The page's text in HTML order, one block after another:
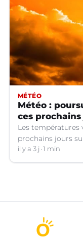
MÉTÉO
Météo :
ces
Les températures
prochains jours
Languedoc.
il y a 3 j 1 min